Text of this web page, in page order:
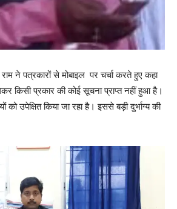
राम ने पत्रकारों से मोबाइल पर चर्चा करते हुए कहा
किसी प्रकार की कोई सूचना प्राप्त नहीं हुआ है।
को उपेक्षित किया जा रहा है। इससे बड़ी दुर्भाग्य की